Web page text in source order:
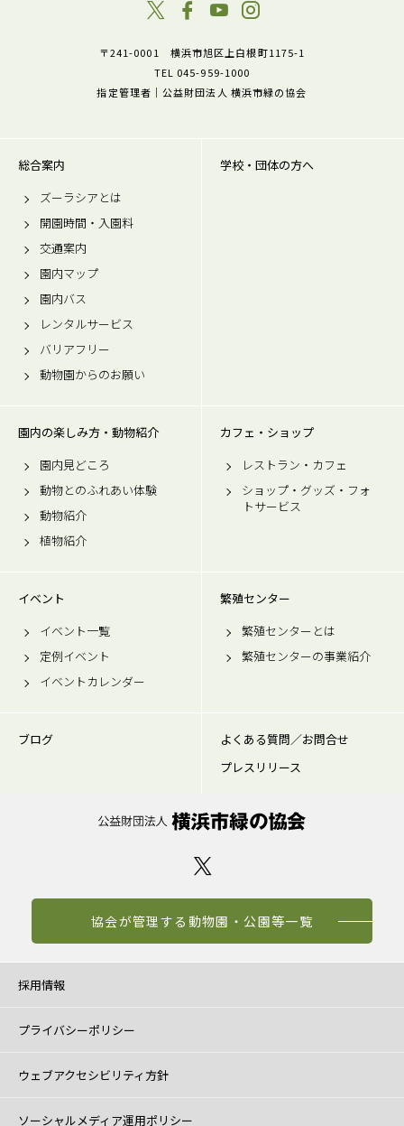
〒241-0001 横浜市旭区上白根町1175-1
TEL 045-959-1000
指定管理者｜公益財団法人 横浜市緑の協会
総合案内
ズーラシアとは
開園時間・入園料
交通案内
園内マップ
園内バス
レンタルサービス
バリアフリー
動物園からのお願い
学校・団体の方へ
園内の楽しみ方・動物紹介
園内見どころ
動物とのふれあい体験
動物紹介
植物紹介
カフェ・ショップ
レストラン・カフェ
ショップ・グッズ・フォ
トサービス
イベント
イベント一覧
定例イベント
イベントカレンダー
繁殖センター
繁殖センターとは
繁殖センターの事業紹介
ブログ
よくある質問／お問合せ
プレスリリース
協会が管理する動物園・公園等一覧
採用情報
プライバシーポリシー
ウェブアクセシビリティ方針
ソーシャルメディア運用ポリシー